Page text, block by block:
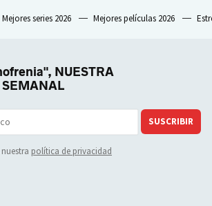
Mejores series 2026 Mejores películas 2026
NUESTRA
SEMANAL
SUSCRIBIR
política de privacidad